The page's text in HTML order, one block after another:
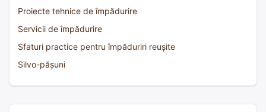
Proiecte tehnice de împădurire
Servicii de împădurire
Sfaturi practice pentru împăduriri reușite
Silvo-pășuni